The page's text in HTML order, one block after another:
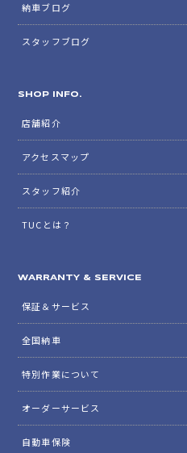
納車ブログ
スタッフブログ
SHOP INFO.
店舗紹介
アクセスマップ
スタッフ紹介
TUCとは？
WARRANTY & SERVICE
保証＆サービス
全国納車
特別作業について
オーダーサービス
自動車保険